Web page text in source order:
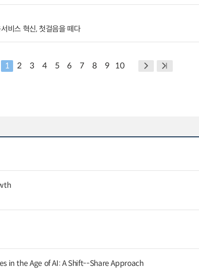
비스 혁신, 첫걸음을 떼다
1 2 3 4 5 6 7 8 9 10
in the Age of AI: A Shift--Share Approach